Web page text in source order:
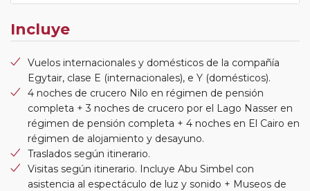
Incluye
Vuelos internacionales y domésticos de la compañía
Egytair, clase E (internacionales), e Y (domésticos).
4 noches de crucero Nilo en régimen de pensión
completa + 3 noches de crucero por el Lago Nasser en
régimen de pensión completa + 4 noches en El Cairo en
régimen de alojamiento y desayuno.
Traslados según itinerario.
Visitas según itinerario. Incluye Abu Simbel con
asistencia al espectáculo de luz y sonido + Museos de